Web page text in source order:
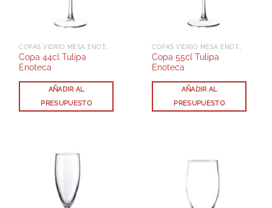
Copa 44cl Tulipa
Enoteca
AÑADIR AL
PRESUPUESTO
Copa 55cl Tulipa
Enoteca
AÑADIR AL
PRESUPUESTO